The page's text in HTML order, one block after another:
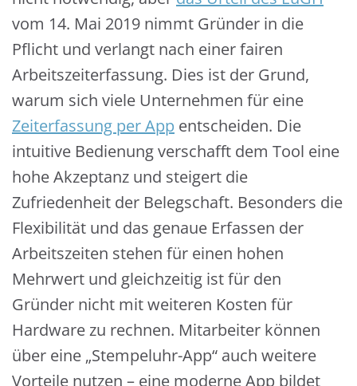
vom 14. Mai 2019 nimmt Gründer in die
Pflicht und verlangt nach einer fairen
Arbeitszeiterfassung. Dies ist der Grund,
warum sich viele Unternehmen für eine
Zeiterfassung per App entscheiden. Die
intuitive Bedienung verschafft dem Tool eine
hohe Akzeptanz und steigert die
Zufriedenheit der Belegschaft. Besonders die
Flexibilität und das genaue Erfassen der
Arbeitszeiten stehen für einen hohen
Mehrwert und gleichzeitig ist für den
Gründer nicht mit weiteren Kosten für
Hardware zu rechnen. Mitarbeiter können
über eine „Stempeluhr-App“ auch weitere
Vorteile nutzen – eine moderne App bildet